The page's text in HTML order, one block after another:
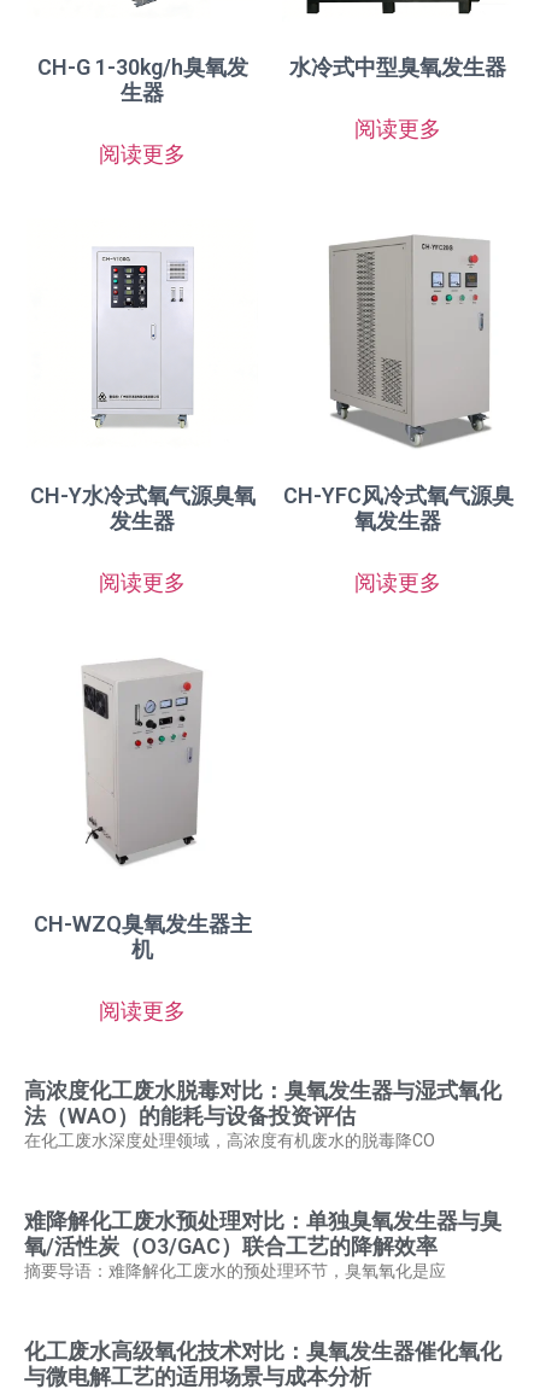
CH-G 1-30kg/h臭氧发
生器
阅读更多
水冷式中型臭氧发生器
阅读更多
CH-Y水冷式氧气源臭氧
发生器
阅读更多
CH-YFC风冷式氧气源臭
氧发生器
阅读更多
CH-WZQ臭氧发生器主
机
阅读更多
高浓度化工废水脱毒对比：臭氧发生器与湿式氧化
法（WAO）的能耗与设备投资评估
在化工废水深度处理领域，高浓度有机废水的脱毒降CO
难降解化工废水预处理对比：单独臭氧发生器与臭
氧/活性炭（O3/GAC）联合工艺的降解效率
摘要导语：难降解化工废水的预处理环节，臭氧氧化是应
化工废水高级氧化技术对比：臭氧发生器催化氧化
与微电解工艺的适用场景与成本分析